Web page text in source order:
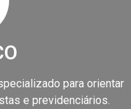
para orientar
e previdenciários.